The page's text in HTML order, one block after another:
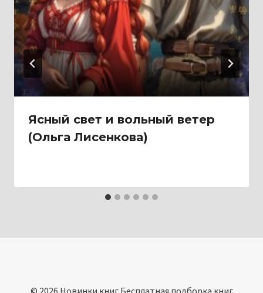
Ясный свет и вольный ветер
(Ольга Лисенкова)